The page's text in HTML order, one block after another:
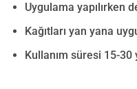
Uygulama yapılırken
Kağıtları yan yana
Kullanım süresi 15-30